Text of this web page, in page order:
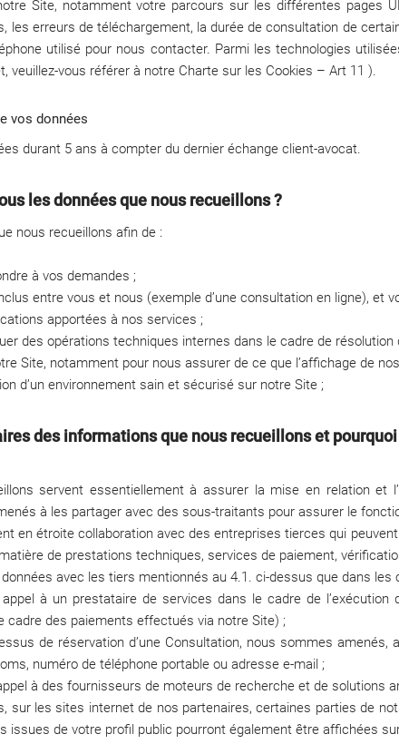
Site, notamment votre parcours sur les différentes pages
les erreurs de téléchargement, la durée de consultation de
utilisé pour nous contacter. Parmi les technologies
veuillez-vous référer à notre Charte sur les Cookies – Art 11 ).
vos données
durant 5 ans à compter du dernier échange client-avocat.
les données que nous recueillons ?
nous recueillons afin de :
à vos demandes ;
entre vous et nous (exemple d’une consultation en ligne), et
apportées à nos services ;
des opérations techniques internes dans le cadre de
Site, notamment pour nous assurer de ce que l’affichage de
d’un environnement sain et sécurisé sur notre Site ;
des informations que nous recueillons et
servent essentiellement à assurer la mise en relation
à les partager avec des sous-traitants pour assurer le
en étroite collaboration avec des entreprises tierces qui
de prestations techniques, services de paiement,
avec les tiers mentionnés au 4.1. ci-dessus que dans les
à un prestataire de services dans le cadre de
cadre des paiements effectués via notre Site) ;
de réservation d’une Consultation, nous sommes
numéro de téléphone portable ou adresse e-mail ;
à des fournisseurs de moteurs de recherche et de solutions
sur les sites internet de nos partenaires, certaines parties de
issues de votre profil public pourront également être affichées